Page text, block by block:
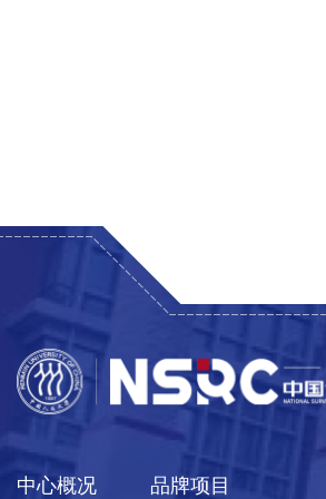
中心概况 品牌项目